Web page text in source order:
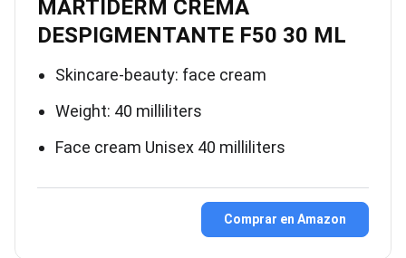
MARTIDERM CREMA
DESPIGMENTANTE F50 30 ML
Skincare-beauty: face cream
Weight: 40 milliliters
Face cream Unisex 40 milliliters
Comprar en Amazon